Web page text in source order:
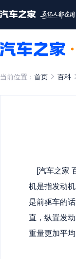
当前位置： 首页 百科
[汽车之家
机是指发动
是前驱车的
直， 纵置发
重量更加平均